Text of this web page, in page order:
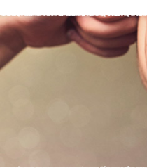
KIRJAUDU SISÄÄN
Etkö ole vielä
Luo asiakastili